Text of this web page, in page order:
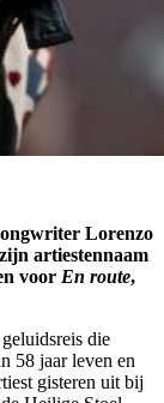
Lorenzo
artiestennaam
voor En route,
die
58 jaar leven en
gisteren uit bij